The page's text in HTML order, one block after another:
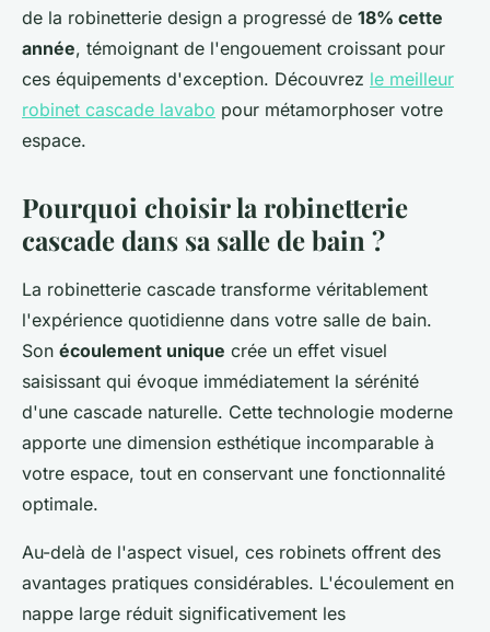
de la robinetterie design a progressé de 18% cette
année, témoignant de l'engouement croissant pour
ces équipements d'exception. Découvrez le meilleur
robinet cascade lavabo pour métamorphoser votre
espace.
Pourquoi choisir la robinetterie
cascade dans sa salle de bain ?
La robinetterie cascade transforme véritablement
l'expérience quotidienne dans votre salle de bain.
Son écoulement unique crée un effet visuel
saisissant qui évoque immédiatement la sérénité
d'une cascade naturelle. Cette technologie moderne
apporte une dimension esthétique incomparable à
votre espace, tout en conservant une fonctionnalité
optimale.
Au-delà de l'aspect visuel, ces robinets offrent des
avantages pratiques considérables. L'écoulement en
nappe large réduit significativement les